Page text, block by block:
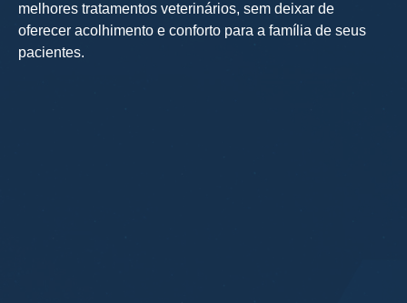
melhores tratamentos veterinários, sem deixar de
oferecer acolhimento e conforto para a família de seus
pacientes.